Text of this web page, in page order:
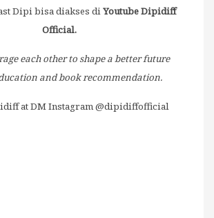
Dipi bisa diakses diYoutube Dipidiff
Official.
each other to shape a better future
and book recommendation.
at DM Instagram @dipidiffofficial